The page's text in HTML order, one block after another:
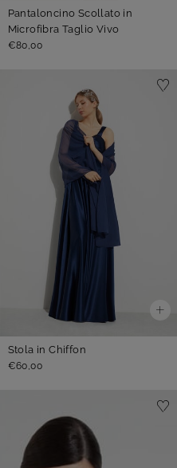
Pantaloncino Scollato in
Microfibra Taglio Vivo
€80,00
Stola in Chiffon
€60,00